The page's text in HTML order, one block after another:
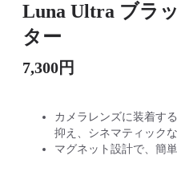
Luna Ultra ブラ
ター
7,300円
カメラレンズに装着す
抑え、シネマティック
マグネット設計で、簡